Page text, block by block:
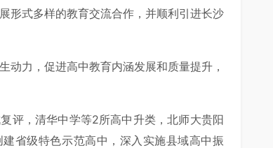
形式多样的教育交流合作，并顺利引进长沙
动力，促进高中教育内涵发展和质量提升，
评，清华中学等2所高中升类，北师大贵阳
省级特色示范高中，深入实施县域高中振